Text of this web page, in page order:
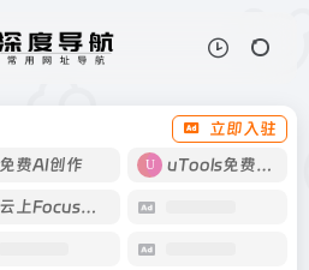
立即入驻
免费AI创作 uTools免费工具箱
云上Focus接码